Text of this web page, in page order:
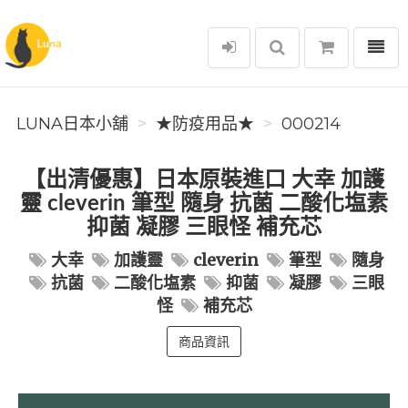
Luna日本小舖
選單
LUNA日本小舖 ★防疫用品★ 000214
【出清優惠】日本原裝進口 大幸 加護
靈 cleverin 筆型 隨身 抗菌 二酸化塩素
抑菌 凝膠 三眼怪 補充芯
大幸 加護靈 cleverin 筆型
隨身
抗菌
二酸化塩素 抑菌 凝膠
三眼
怪
補充芯
商品資訊